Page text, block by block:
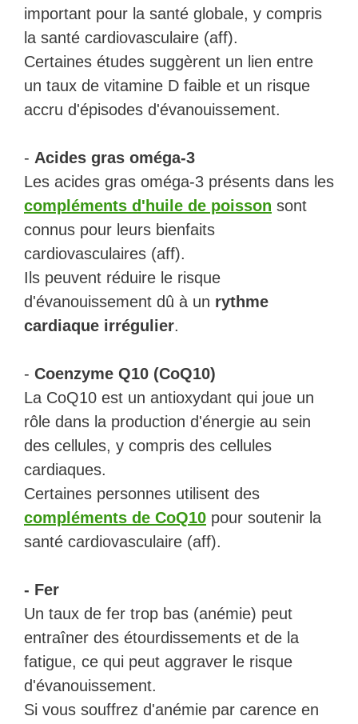
important pour la santé globale, y compris
la santé cardiovasculaire (aff).
Certaines études suggèrent un lien entre
un taux de vitamine D faible et un risque
accru d'épisodes d'évanouissement.
- Acides gras oméga-3
Les acides gras oméga-3 présents dans les
compléments d'huile de poisson sont
connus pour leurs bienfaits
cardiovasculaires (aff).
Ils peuvent réduire le risque
d'évanouissement dû à un rythme
cardiaque irrégulier.
- Coenzyme Q10 (CoQ10)
La CoQ10 est un antioxydant qui joue un
rôle dans la production d'énergie au sein
des cellules, y compris des cellules
cardiaques.
Certaines personnes utilisent des
compléments de CoQ10 pour soutenir la
santé cardiovasculaire (aff).
- Fer
Un taux de fer trop bas (anémie) peut
entraîner des étourdissements et de la
fatigue, ce qui peut aggraver le risque
d'évanouissement.
Si vous souffrez d'anémie par carence en